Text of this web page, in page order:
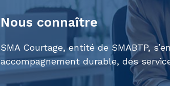
Nous connaître
SMA Courtage, entité de SMABTP,
accompagnement durable, des